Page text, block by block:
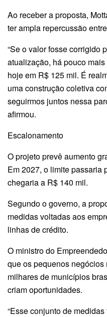
Ao receber a proposta,
ter ampla repercussão
“Se o valor fosse corrigido
atualização, há pouco
hoje em R$ 125 mil. É
uma construção coletiva
seguirmos juntos nessa
afirmou.
Escalonamento
O projeto prevê aumento
Em 2027, o limite passaria
chegaria a R$ 140 mil.
Segundo o governo, a
medidas voltadas aos
linhas de crédito.
O ministro do
que os pequenos
milhares de municípios
criam oportunidades.
“Esse conjunto de